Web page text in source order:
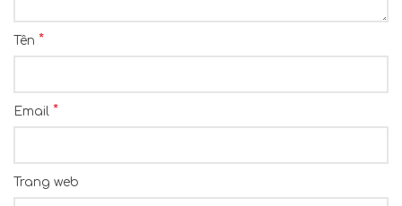
Tên *
Email *
Trang web